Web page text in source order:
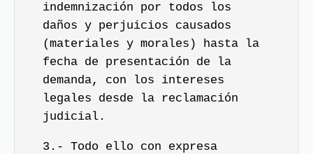
indemnización por todos los
daños y perjuicios causados
(materiales y morales) hasta la
fecha de presentación de la
demanda, con los intereses
legales desde la reclamación
judicial.
3.- Todo ello con expresa